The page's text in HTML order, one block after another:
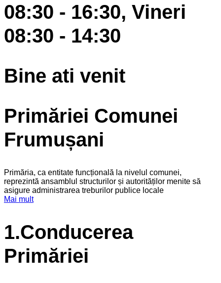
08:30 - 16:30, Vineri
08:30 - 14:30
Bine ati venit
Primăriei Comunei
Frumușani
Primăria, ca entitate funcțională la nivelul comunei,
reprezintă ansamblul structurilor și autorităților menite să
asigure administrarea treburilor publice locale
Mai mult
1.Conducerea
Primăriei